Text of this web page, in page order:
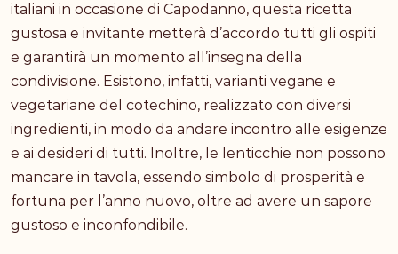
italiani in occasione di Capodanno, questa ricetta
gustosa e invitante metterà d’accordo tutti gli ospiti
e garantirà un momento all’insegna della
condivisione. Esistono, infatti, varianti vegane e
vegetariane del cotechino, realizzato con diversi
ingredienti, in modo da andare incontro alle esigenze
e ai desideri di tutti. Inoltre, le lenticchie non possono
mancare in tavola, essendo simbolo di prosperità e
fortuna per l’anno nuovo, oltre ad avere un sapore
gustoso e inconfondibile.